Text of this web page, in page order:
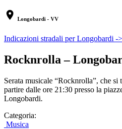
location_on Longobardi - VV
Indicazioni stradali per Longobardi ->
Rocknrolla –
Serata musicale “Rocknrolla”, che si
partire dalle ore 21:30 presso la
Longobardi.
Categoria:
Musica